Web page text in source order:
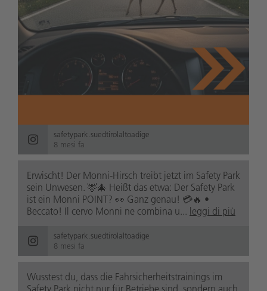
safetypark.suedtirolaltoadige
8 mesi fa
Erwischt! Der Monni-Hirsch treibt jetzt im Safety Park
sein Unwesen. 🦌🎄 Heißt das etwa: Der Safety Park
ist ein Monni POINT? 👀 Ganz genau! 💳🔥 •
Beccato! Il cervo Monni ne combina u... leggi di più
safetypark.suedtirolaltoadige
8 mesi fa
Wusstest du, dass die Fahrsicherheitstrainings im